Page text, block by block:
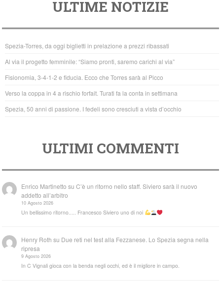
e
b
o
o
k
er
at
s
A
p
p
ULTIME NOTIZIE
Spezia-Torres, da oggi biglietti in prelazione a prezzi ribassati
Al via il progetto femminile: “Siamo pronti, saremo carichi al via”
Fisionomia, 3-4-1-2 e fiducia. Ecco che Torres sarà al Picco
Verso la coppa in 4 a rischio forfait. Turati fa la conta in settimana
Spezia, 50 anni di passione. I fedeli sono cresciuti a vista d’occhio
ULTIMI COMMENTI
Enrico Martinetto suC’è un ritorno nello staff. Siviero sarà il nuovo
addetto all’arbitro
10 Agosto 2026
Un bellissimo ritorno..... Francesco Siviero uno di noi
Henry Roth su Due reti nel test alla Fezzanese. Lo Spezia segna nella
ripresa
9 Agosto 2026
In C Vignali gioca con la benda negli occhi, ed è il migliore in campo.